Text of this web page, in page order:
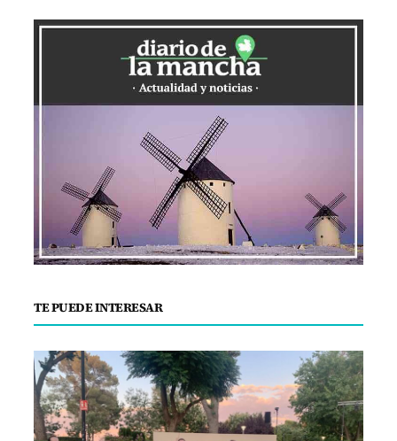
TE PUEDE INTERESAR